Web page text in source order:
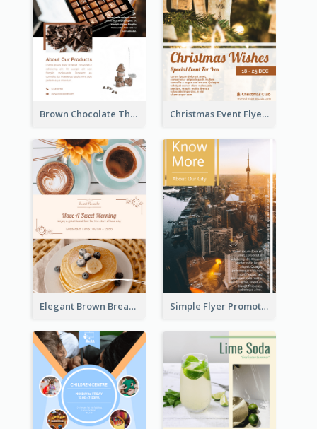
Brown Chocolate Theme Flyer With Photos Christmas Event Flyer In Warm Colour Tone
Elegant Brown Breakfast Flyer With Photography Simple Flyer Promoting City